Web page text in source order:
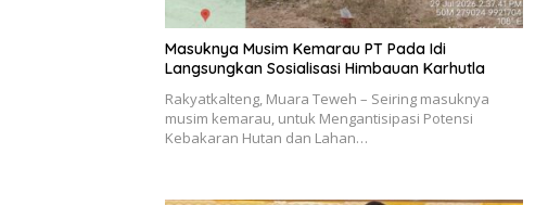
Masuknya Musim Kemarau PT Pada Idi
Langsungkan Sosialisasi Himbauan Karhutla
Rakyatkalteng, Muara Teweh – Seiring masuknya
musim kemarau, untuk Mengantisipasi Potensi
Kebakaran Hutan dan Lahan…